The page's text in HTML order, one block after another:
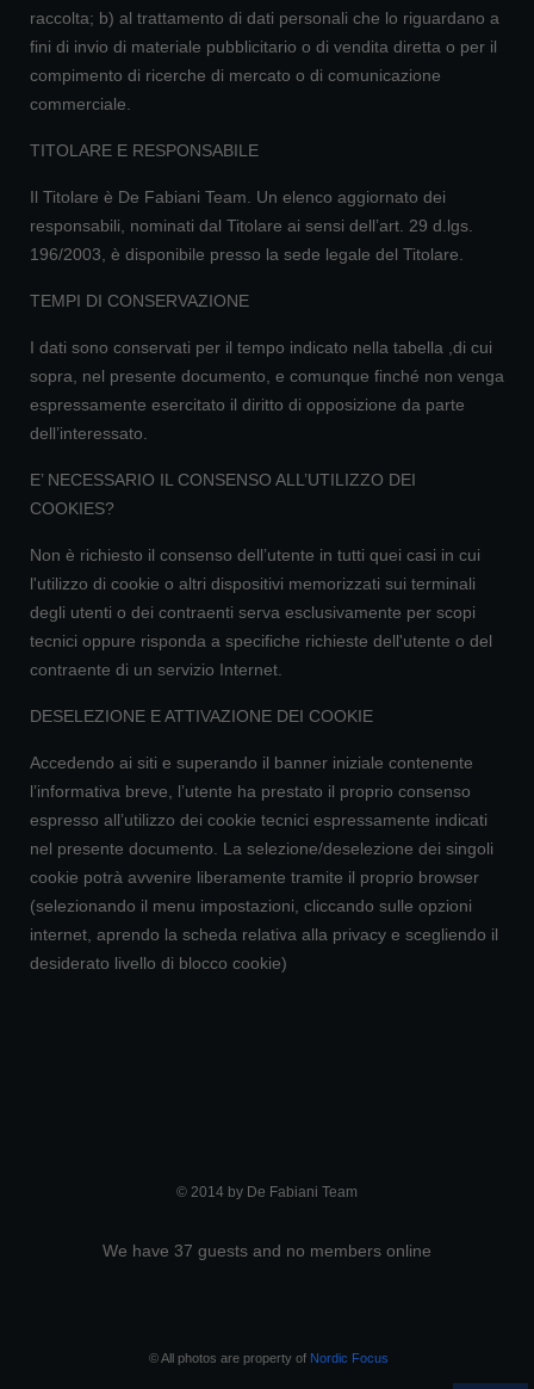
raccolta; b) al trattamento di dati personali che lo riguardano a
fini di invio di materiale pubblicitario o di vendita diretta o per il
compimento di ricerche di mercato o di comunicazione
commerciale.
TITOLARE E RESPONSABILE
Il Titolare è De Fabiani Team. Un elenco aggiornato dei
responsabili, nominati dal Titolare ai sensi dell’art. 29 d.lgs.
196/2003, è disponibile presso la sede legale del Titolare.
TEMPI DI CONSERVAZIONE
I dati sono conservati per il tempo indicato nella tabella ,di cui
sopra, nel presente documento, e comunque finché non venga
espressamente esercitato il diritto di opposizione da parte
dell’interessato.
E’ NECESSARIO IL CONSENSO ALL’UTILIZZO DEI
COOKIES?
Non è richiesto il consenso dell’utente in tutti quei casi in cui
l'utilizzo di cookie o altri dispositivi memorizzati sui terminali
degli utenti o dei contraenti serva esclusivamente per scopi
tecnici oppure risponda a specifiche richieste dell'utente o del
contraente di un servizio Internet.
DESELEZIONE E ATTIVAZIONE DEI COOKIE
Accedendo ai siti e superando il banner iniziale contenente
l’informativa breve, l’utente ha prestato il proprio consenso
espresso all’utilizzo dei cookie tecnici espressamente indicati
nel presente documento. La selezione/deselezione dei singoli
cookie potrà avvenire liberamente tramite il proprio browser
(selezionando il menu impostazioni, cliccando sulle opzioni
internet, aprendo la scheda relativa alla privacy e scegliendo il
desiderato livello di blocco cookie)
© 2014 by De Fabiani Team
We have 37 guests and no members online
© All photos are property of Nordic Focus